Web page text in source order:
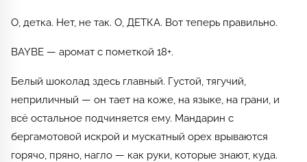
О, детка. Нет, не так. О, ДЕТКА. Вот теперь правильно.
BAYBE — аромат с пометкой 18+.
Белый шоколад здесь главный. Густой, тягучий,
неприличный — он тает на коже, на языке, на грани, и
всё остальное подчиняется ему. Мандарин с
бергамотовой искрой и мускатный орех врываются
горячо, пряно, нагло — как руки, которые знают, куда.